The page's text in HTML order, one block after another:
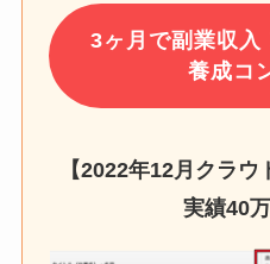
3ヶ月で副業収入
養成コ
【2022年12月クラ
実績40